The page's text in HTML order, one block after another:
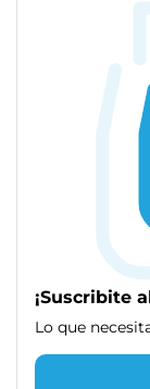
¡Suscribite
Lo que